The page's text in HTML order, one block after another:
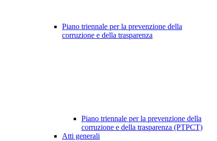
Piano triennale per la prevenzione della
corruzione e della trasparenza
Piano triennale per la prevenzione della
corruzione e della trasparenza (PTPCT)
Atti generali